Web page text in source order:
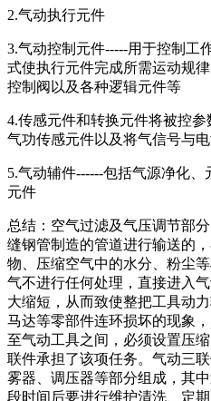
2.气动执行元件
3.气动控制元件-----用于控制工
式使执行元件完成所需运动规
控制阀以及各种逻辑元件等
4.传感元件和转换元件将被控
气功传感元件以及将气信号与
5.气动辅件------包括气源净化
元件
总结：空气过滤及气压调节部
缝钢管制造的管道进行输送的
物、压缩空气中的水分、粉尘
气不进行任何处理，直接进入
大缩短，从而致使整把工具动
马达等零部件连环损坏的现象
至气动工具之间，必须设置压
联件承担了该项任务。气动三
雾器、调压器等部分组成，其
段时间后要进行维护清洗、定期